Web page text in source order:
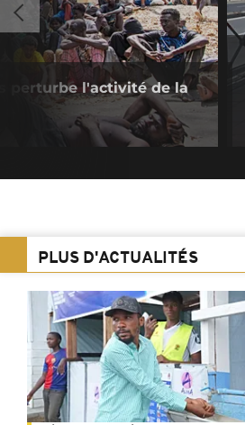
perturbe l'activité de la
PLUS D'ACTUALITÉS